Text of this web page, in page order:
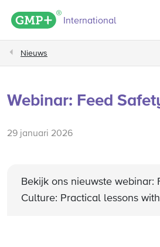
GMP+ logo
International
Nieuws
Webinar: Feed
29 januari 2026
Bekijk ons nieuwste webinar:
Culture: Practical lessons